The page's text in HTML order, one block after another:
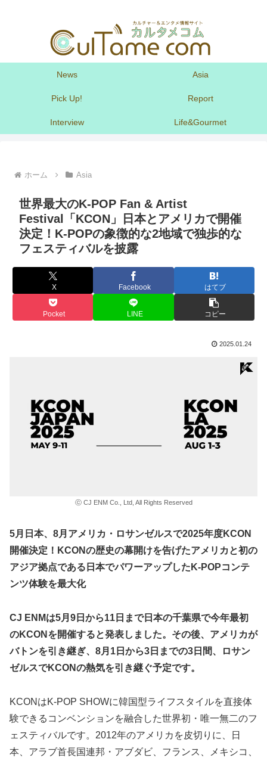
News Asia
Pick Up! Report
Interview Life&Gourmet
ホーム Asia
世界最大のK-POP Fan & Artist
Festival「KCON」日本とアメリカで開催
決定！K-POPの象徴的な2地域で独歩的な
フェスティバルを披露
X Facebook はてブ
Pocket LINE コピー
2025.01.24
ⓒ CJ ENM Co., Ltd, All Rights Reserved
5月日本、8月アメリカ・ロサンゼルスで2025年度KCON
開催決定！KCONの歴史の幕開けを告げたアメリカと初の
アジア拠点である日本でパワーアップしたK-POPコンテ
ンツ体験を最大化
CJ ENMは5月9日から11日まで日本の千葉県で今年最初
のKCONを開催すると発表しました。その後、アメリカが
バトンを引き継ぎ、8月1日から3日までの3日間、ロサン
ゼルスでKCONの熱気を引き継ぐ予定です。
KCONはK-POP SHOWに韓国型ライフスタイルを直接体
験できるコンベンションを融合した世界初・唯一無二のフ
ェスティバルです。2012年のアメリカを皮切りに、日
本、アラブ首長国連邦・アブダビ、フランス、メキシコ、